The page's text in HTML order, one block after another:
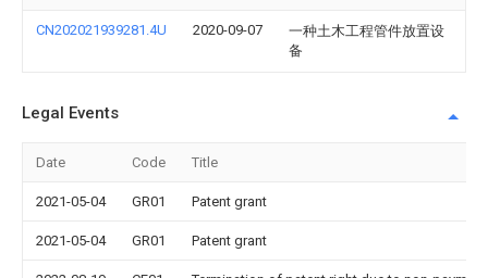
CN202021939281.4U 2020-09-07
一种土木工程管件放置设
备
Legal Events
Date Code Title
2021-05-04 GR01 Patent grant
2021-05-04 GR01 Patent grant